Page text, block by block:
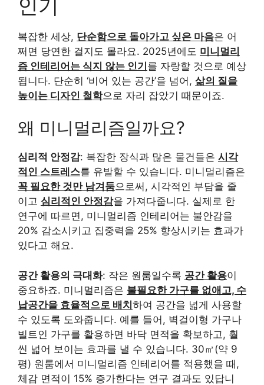
인기
복잡한 세상, 단순함으로 돌아가고 싶은 마음은 어
쩌면 당연한 걸지도 몰라요. 2025년에도 미니멀리
즘 인테리어는 식지 않는 인기를 자랑할 것으로 예상
됩니다. 단순히 ‘비어 있는 공간’을 넘어, 삶의 질을
높이는 디자인 철학으로 자리 잡았기 때문이죠.
왜 미니멀리즘일까요?
심리적 안정감: 복잡한 장식과 많은 물건들은 시각
적인 스트레스를 유발할 수 있습니다. 미니멀리즘은
꼭 필요한 것만 남겨둠으로써, 시각적인 부담을 줄
이고 심리적인 안정감을 가져다줍니다. 실제로 한
연구에 따르면, 미니멀리즘 인테리어는 불안감을
20% 감소시키고 집중력을 25% 향상시키는 효과가
있다고 해요.
공간 활용의 극대화: 작은 원룸일수록 공간 활용이
중요하죠. 미니멀리즘은 불필요한 가구를 없애고, 수
납공간을 효율적으로 배치하여 공간을 넓게 사용할
수 있도록 도와줍니다. 예를 들어, 벽걸이형 가구나
빌트인 가구를 활용하면 바닥 면적을 확보하고, 훨
씬 넓어 보이는 효과를 낼 수 있습니다. 30㎡(약 9
평) 원룸에서 미니멀리즘 인테리어를 적용했을 때,
체감 면적이 15% 증가한다는 연구 결과도 있답니